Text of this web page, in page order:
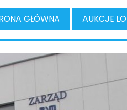
GŁÓWNA AUKCJE